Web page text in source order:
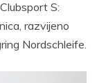
S:
razvijeno
Nordschleife.